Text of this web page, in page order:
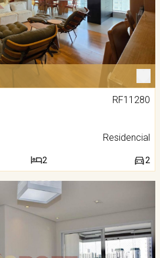
RF11280
Residencial
2 2